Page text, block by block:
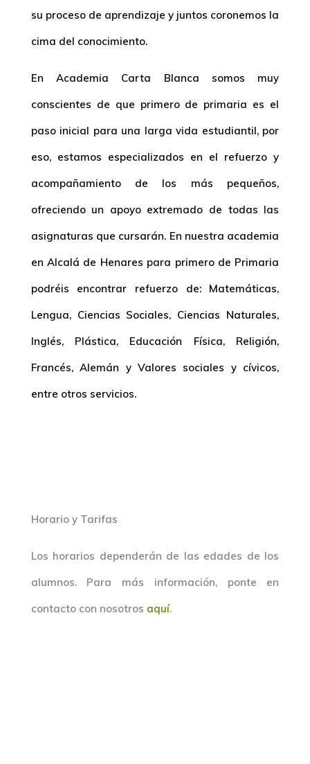
su proceso de aprendizaje y juntos coronemos la
cima del conocimiento.
En Academia Carta Blanca somos muy
conscientes de que primero de primaria es el
paso inicial para una larga vida estudiantil, por
eso, estamos especializados en el refuerzo y
acompañamiento de los más pequeños,
ofreciendo un apoyo extremado de todas las
asignaturas que cursarán. En nuestra academia
en Alcalá de Henares para primero de Primaria
podréis encontrar refuerzo de: Matemáticas,
Lengua, Ciencias Sociales, Ciencias Naturales,
Inglés, Plástica, Educación Física, Religión,
Francés, Alemán y Valores sociales y cívicos,
entre otros servicios.
Horario y Tarifas
Los horarios dependerán de las edades de los
alumnos. Para más información, ponte en
contacto con nosotros aquí.